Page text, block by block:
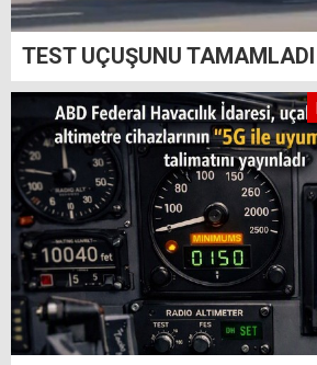
TEST UÇUŞUNU TAMAMLADI